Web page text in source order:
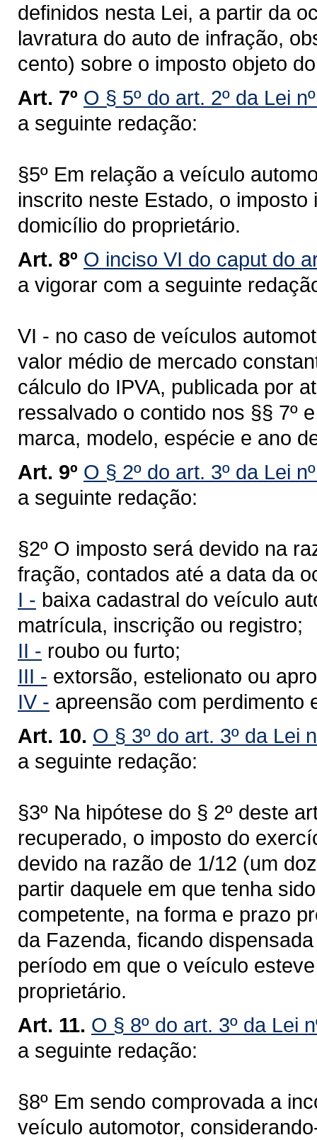
definidos nesta Lei, a partir da
lavratura do auto de infração,
cento) sobre o imposto objeto
Art. 7º O § 5º do art. 2º da Lei
a seguinte redação:
§5º Em relação a veículo
inscrito neste Estado, o
domicílio do proprietário.
Art. 8º O inciso VI do caput do
a vigorar com a seguinte
VI - no caso de veículos
valor médio de mercado
cálculo do IPVA, publicada por
ressalvado o contido nos §§ 7º
marca, modelo, espécie e ano
Art. 9º O § 2º do art. 3º da Lei
a seguinte redação:
§2º O imposto será devido na
fração, contados até a data da
I - baixa cadastral do veículo
matrícula, inscrição ou registro;
II - roubo ou furto;
III - extorsão, estelionato ou
IV - apreensão com perdimento
Art. 10. O § 3º do art. 3º da Lei
a seguinte redação:
§3º Na hipótese do § 2º deste
recuperado, o imposto do
devido na razão de 1/12 (um
partir daquele em que tenha
competente, na forma e prazo
da Fazenda, ficando
período em que o veículo
proprietário.
Art. 11. O § 8º do art. 3º da Lei
a seguinte redação:
§8º Em sendo comprovada a
veículo automotor,